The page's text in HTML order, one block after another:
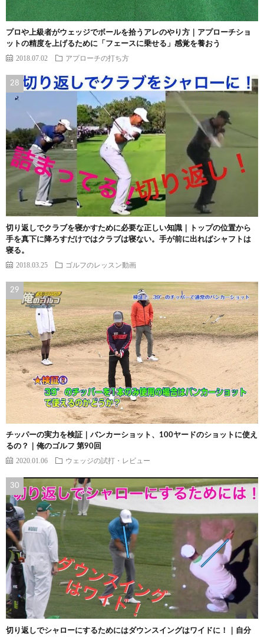
プロや上級者がウェッジでボールを拾うアレのやり方｜アプローチショ
ットの精度を上げるために「フェースに乗せる」感覚を養おう
2018.07.02 アプローチの打ち方
切り返しでクラブを寝かすために必要な正しい知識｜トップの位置から
手を真下に降ろすだけではクラブは寝ない。手が前に出ればシャフトは
寝る。
2018.03.25 ゴルフのレッスン動画
チッパーの実力を検証｜バンカーショット、100ヤードのショットに使え
るの？｜俺のゴルフ 第90回
2020.01.06 ウェッジの試打・レビュー
切り返しでシャローにするためにはダウンスイングはワイドに！｜自分